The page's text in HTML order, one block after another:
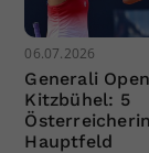
06.07.2026
Generali
Kitzbühel: 5
Hauptfeld